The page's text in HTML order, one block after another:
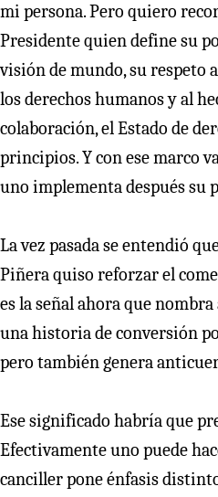
mi persona. Pero quiero
Presidente quien define su
visión de mundo, su respeto
los derechos humanos y al
colaboración, el Estado de
principios. Y con ese marco
uno implementa después su
La vez pasada se entendió
Piñera quiso reforzar el
es la señal ahora que
una historia de conversión
pero también genera
Ese significado habría que
Efectivamente uno puede
canciller pone énfasis